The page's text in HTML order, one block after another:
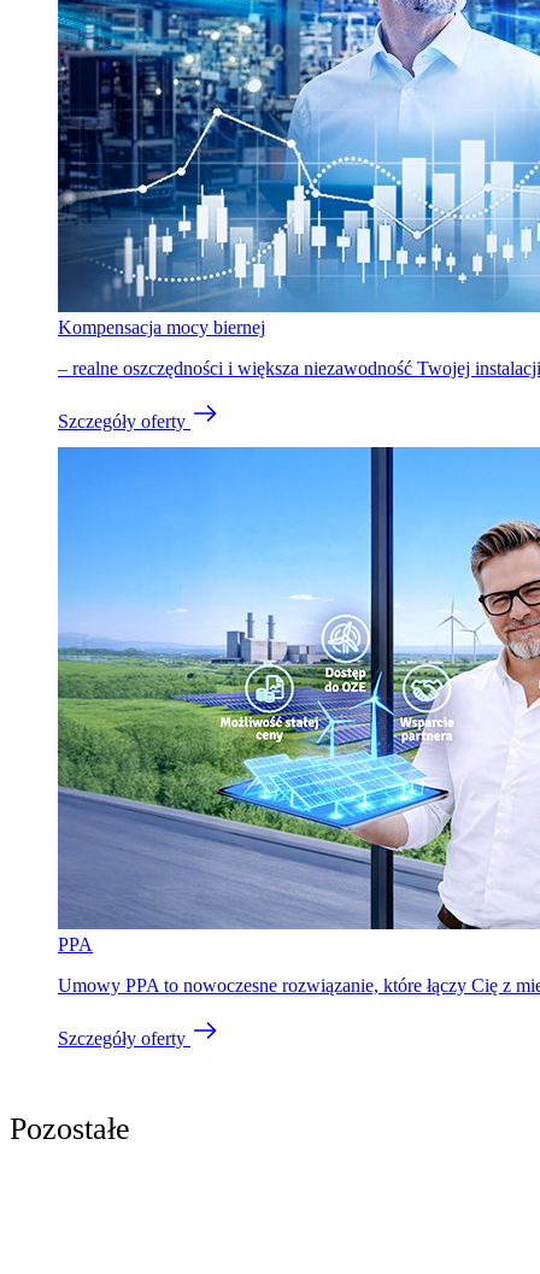
Kompensacja mocy biernej
– realne oszczędności i większa niezawodność Twojej
Szczegóły oferty
PPA
Umowy PPA to nowoczesne rozwiązanie, które łączy Cię z
Szczegóły oferty
Pozostałe